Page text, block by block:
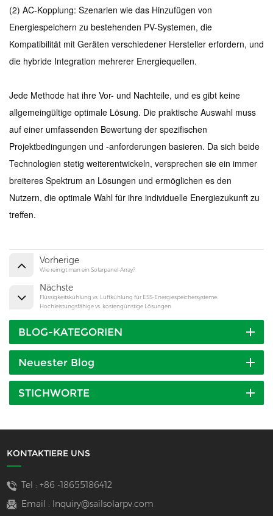
(2) AC-Kopplung: Szenarien wie das Hinzufügen von
Energiespeichern zu bestehenden PV-Systemen, die
Kompatibilität mit Geräten verschiedener Hersteller erfordern, und
die hybride Integration mehrerer Energiequellen.
Jede Methode hat ihre Vor- und Nachteile, und es gibt keine
allgemeingültige optimale Lösung. Die praktische Auswahl muss
auf einer umfassenden Bewertung der spezifischen
Projektbedingungen und -anforderungen basieren. Da sich beide
Technologien stetig weiterentwickeln, versprechen sie ein immer
breiteres Spektrum an Lösungen und ermöglichen es den
Nutzern, die optimale Wahl für ihre individuelle Energiezukunft zu
treffen.
Vorherige
Wie reinigt man ein Solarpanel-Array?
Nächste
Flüssigkeitskühlung vs. Luftkühlung für ESS-Energiespeichersysteme:
Hochleistungsfähige vs. kostengünstige Lösungen
BLOG-KATEGORIEN
Neuester Blog
STICHWORTE
KONTAKTIERE UNS
Tel : +86 -18655186412
Email :
Inquiry@sailsolarpv.com